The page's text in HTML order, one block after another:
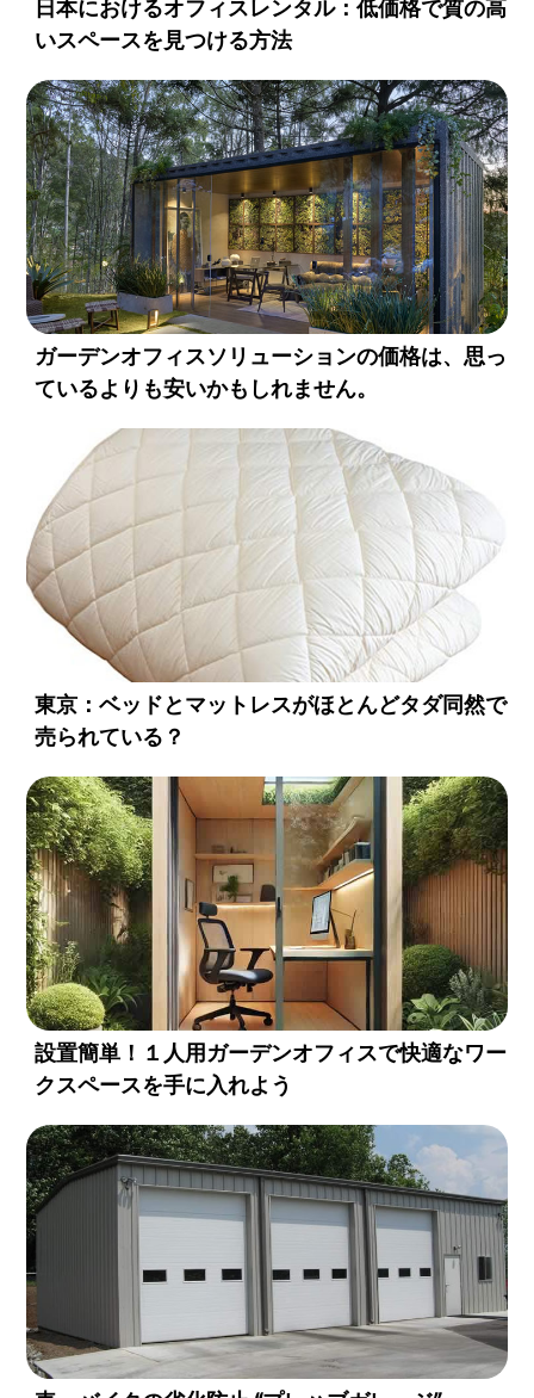
日本におけるオフィスレンタル：低価格で質の高
いスペースを見つける方法
ガーデンオフィスソリューションの価格は、思っ
ているよりも安いかもしれません。
東京：ベッドとマットレスがほとんどタダ同然で
売られている？
設置簡単！１人用ガーデンオフィスで快適なワー
クスペースを手に入れよう